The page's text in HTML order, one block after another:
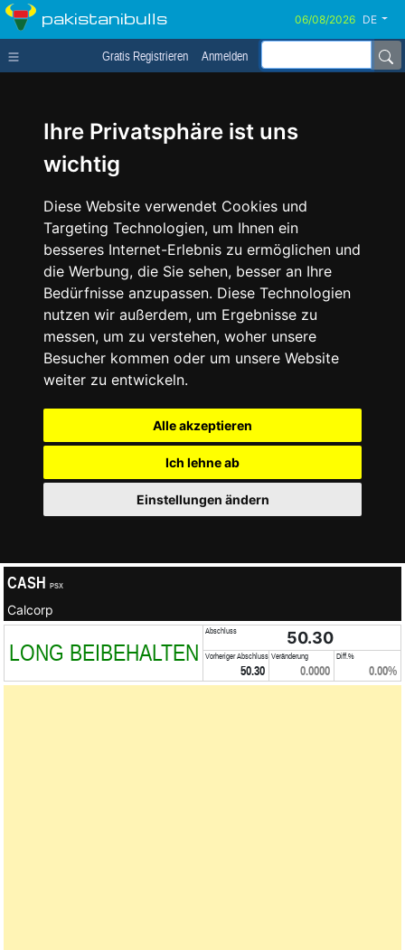
Ihre Privatsphäre ist uns
wichtig
Diese Website verwendet Cookies und
Targeting Technologien, um Ihnen ein
besseres Internet-Erlebnis zu ermöglichen und
die Werbung, die Sie sehen, besser an Ihre
Bedürfnisse anzupassen. Diese Technologien
nutzen wir außerdem, um Ergebnisse zu
messen, um zu verstehen, woher unsere
Besucher kommen oder um unsere Website
weiter zu entwickeln.
Alle akzeptieren
Ich lehne ab
Einstellungen ändern
pakistanibulls DE
Gratis Registrieren Anmelden
CASH PSX
Calcorp
LONG BEIBEHALTEN
Abschluss 50.30
Vorheriger Abschluss
50.30
Veränderung
0.0000
Diff.%
0.00%